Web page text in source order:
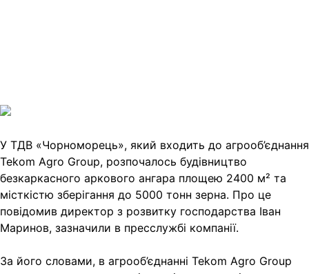
Link
Print
У ТДВ «Чорноморець», який входить до агрооб’єднання
Tekom Agro Group, розпочалось будівництво
безкаркасного аркового ангара площею 2400 м² та
місткістю зберігання до 5000 тонн зерна. Про це
повідомив директор з розвитку господарства Іван
Маринов, зазначили в пресслужбі компанії.
За його словами, в агрооб’єднанні Tekom Agro Group